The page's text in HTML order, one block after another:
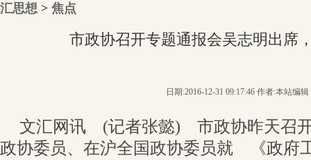
汇思想 > 焦点
市政协召开专题通报会吴志明出席
日期:2016-12-31 09:17:46 作者:本站编辑
文汇网讯 (记者张懿) 市政协昨天召
政协委员、在沪全国政协委员就 《政府